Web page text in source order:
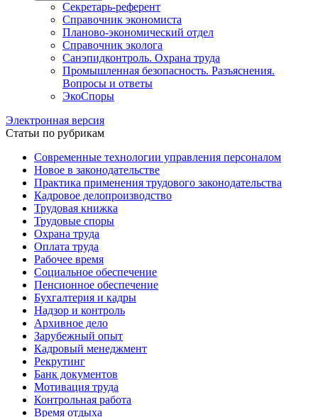
Секретарь-референт
Справочник экономиста
Планово-экономический отдел
Справочник эколога
Санэпидконтроль. Охрана труда
Промышленная безопасность. Разъяснения.
Вопросы и ответы
ЭкоСпоры
Электронная версия
Статьи по рубрикам
Современные технологии управления персоналом
Новое в законодательстве
Практика применения трудового законодательства
Кадровое делопроизводство
Трудовая книжка
Трудовые споры
Охрана труда
Оплата труда
Рабочее время
Социальное обеспечение
Пенсионное обеспечение
Бухгалтерия и кадры
Надзор и контроль
Архивное дело
Зарубежный опыт
Кадровый менеджмент
Рекрутинг
Банк документов
Мотивация труда
Контрольная работа
Время отдыха